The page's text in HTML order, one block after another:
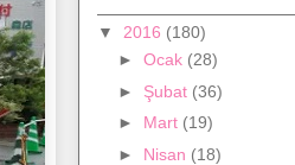
▼ 2016 (180)
► Ocak (28)
► Şubat (36)
► Mart (19)
► Nisan (18)